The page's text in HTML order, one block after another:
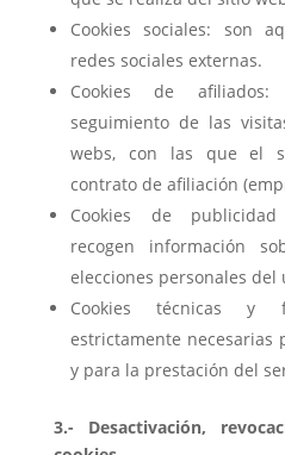
Cookies sociales: son
redes sociales externas.
Cookies de
seguimiento de las
webs, con las que el
contrato de afiliación
Cookies de
recogen información
elecciones personales del
Cookies técnicas y
estrictamente necesarias
y para la prestación del
3.- Desactivación,